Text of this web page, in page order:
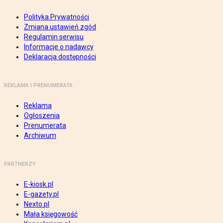
Polityka Prywatności
Zmiana ustawień zgód
Regulamin serwisu
Informacje o nadawcy
Deklaracja dostępności
REKLAMA I PRENUMERATA
Reklama
Ogłoszenia
Prenumerata
Archiwum
PARTNERZY
E-kiosk.pl
E-gazety.pl
Nexto.pl
Mała księgowość